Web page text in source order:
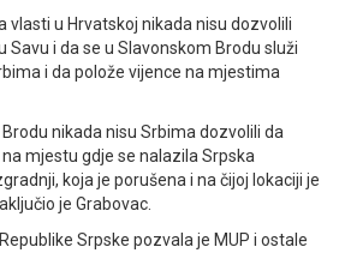
vlasti u Hrvatskoj nikada nisu dozvolili
Savu i da se u Slavonskom Brodu služi
i da polože vijence na mjestima
nikada nisu Srbima dozvolili da
mjestu gdje se nalazila Srpska
koja je porušena i na čijoj lokaciji je
je Grabovac.
Srpske pozvala je MUP i ostale